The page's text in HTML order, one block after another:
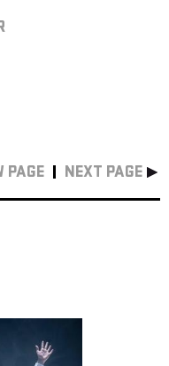
PAGE NEXT PAGE